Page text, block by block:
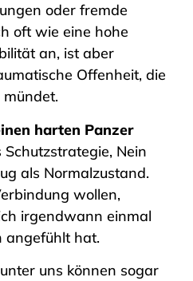
oder fremde
oft wie eine hohe
an, ist aber
Offenheit, die
harten Panzer
Schutzstrategie, Nein
als Normalzustand.
wollen,
irgendwann einmal
angefühlt hat.
uns können sogar